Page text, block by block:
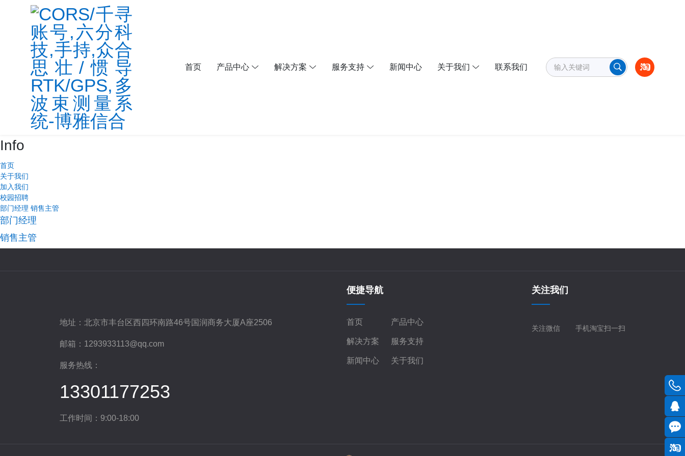
首页 产品中心 解决方案 服务支持 新闻中心 关于我们 联系我们
Info
首页
关于我们
加入我们
校园招聘
部门经理 销售主管
部门经理
销售主管
地址： 北京市丰台区西四环南路46号国润商务大厦A座2506
邮箱： 1293933113@qq.com
服务热线：
13301177253
工作时间：9:00-18:00
便捷导航
首页 产品中心
解决方案 服务支持
新闻中心 关于我们
关注我们
关注微信 手机淘宝扫一扫